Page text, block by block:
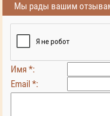
Мы рады вашим
Имя *:
Email *: